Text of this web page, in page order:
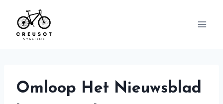
content
Omloop Het Nieuwsblad